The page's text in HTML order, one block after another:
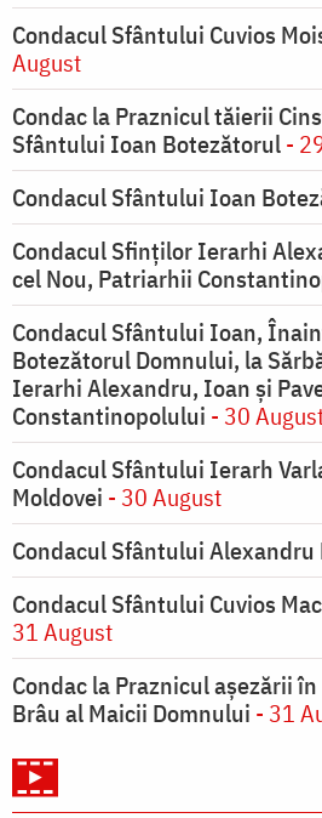
Condacul Sfântului Cuvios
August
Condac la Praznicul tăierii
Sfântului Ioan Botezătorul-
Condacul Sfântului Ioan
Condacul Sfinţilor Ierarhi
cel Nou, Patriarhii
Condacul Sfântului Ioan,
Botezătorul Domnului, la
Ierarhi Alexandru, Ioan şi
Constantinopolului - 30
Condacul Sfântului Ierarh
Moldovei - 30 August
Condacul Sfântului Alexandru
Condacul Sfântului Cuvios
31 August
Condac la Praznicul aşezării
Brâu al Maicii Domnului - 31